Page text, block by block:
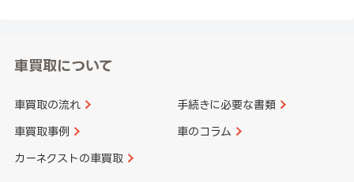
車買取について
車買取の流れ 手続きに必要な書類
車買取事例 車のコラム
カーネクストの車買取